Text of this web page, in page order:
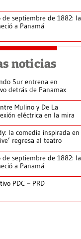
septiembre de 1882: la
a Panamá
noticias
Sur entrena en
detrás de Panamax
Mulino y De La
eléctrica en la mira
la comedia inspirada en
regresa al teatro
septiembre de 1882: la
a Panamá
PDC – PRD